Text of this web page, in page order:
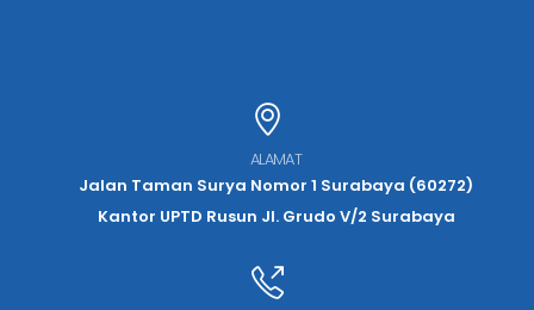
ALAMAT
Jalan Taman Surya Nomor 1 Surabaya (60272)
Kantor UPTD Rusun Jl. Grudo V/2 Surabaya